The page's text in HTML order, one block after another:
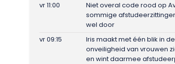
vr 11:00
Niet overal code rood op
sommige
wel door
vr 09:15
Iris maakt met één blik in
onveiligheid van vrouwen
en wint daarmee